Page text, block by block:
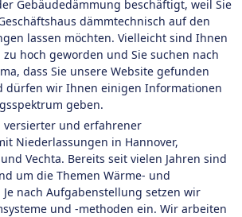
Gebäudedämmung beschäftigt, weil Sie
dämmtechnisch auf den
lassen möchten. Vielleicht sind Ihnen
hoch geworden und Sie suchen nach
dass Sie unsere Website gefunden
dürfen wir Ihnen einigen Informationen
geben.
versierter und erfahrener
Niederlassungen in Hannover,
Vechta. Bereits seit vielen Jahren sind
um die Themen Wärme- und
nach Aufgabenstellung setzen wir
und -methoden ein. Wir arbeiten